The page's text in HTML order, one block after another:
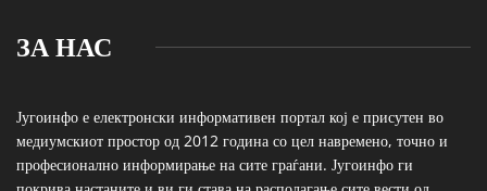
ЗА НАС
Југоинфо е електронски информативен портал кој е присутен во
медиумскиот простор од 2012 година со цел навремено, точно и
професионално информирање на сите граѓани. Југоинфо ги